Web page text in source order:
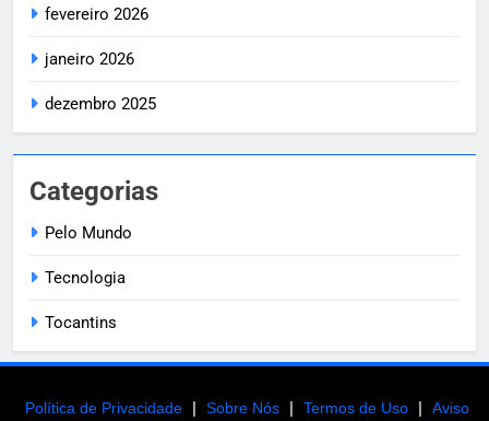
fevereiro 2026
janeiro 2026
dezembro 2025
Categorias
Pelo Mundo
Tecnologia
Tocantins
Política de Privacidade | Sobre Nós | Termos de Uso | Aviso